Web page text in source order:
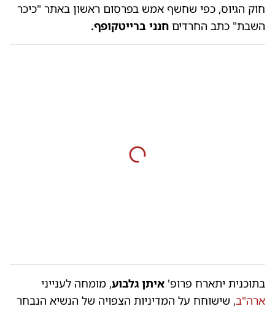
חוק הגיוס, כפי שחשף אמש בפרסום ראשון באתר "כיכר
השבת" כתב החרדים חנני ברייטקופף.
בתוכנית יתארח פרופ' איתן גלבוע, מומחה לענייני
ארה"ב, שישוחח על המדיניות הצפויה של הנשיא הנבחר